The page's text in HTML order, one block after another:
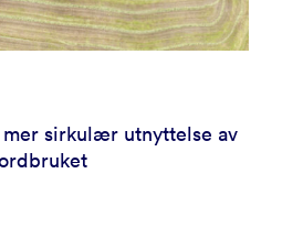
sirkulær utnyttelse av